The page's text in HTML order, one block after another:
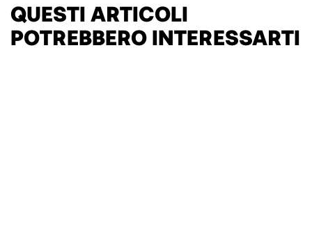
QUESTI ARTICOLI
POTREBBERO INTERESSARTI